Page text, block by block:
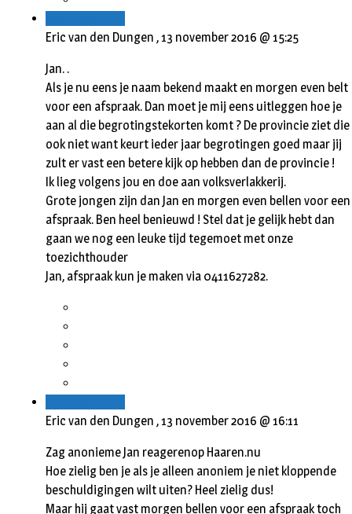
Eric van den Dungen ,13 november 2016 @ 15:25
Jan. .
Als je nu eens je naam bekend maakt en morgen even belt
voor een afspraak. Dan moet je mij eens uitleggen hoe je
aan al die begrotingstekorten komt ? De provincie ziet die
ook niet want keurt ieder jaar begrotingen goed maar jij
zult er vast een betere kijk op hebben dan de provincie !
Ik lieg volgens jou en doe aan volksverlakkerij.
Grote jongen zijn dan Jan en morgen even bellen voor een
afspraak. Ben heel benieuwd ! Stel dat je gelijk hebt dan
gaan we nog een leuke tijd tegemoet met onze
toezichthouder
Jan, afspraak kun je maken via 0411627282.
Eric van den Dungen ,13 november 2016 @ 16:11
Zag anonieme Jan reagerenop Haaren.nu
Hoe zielig ben je als je alleen anoniem je niet kloppende
beschuldigingen wilt uiten? Heel zielig dus!
Maar hij gaat vast morgen bellen voor een afspraak toch